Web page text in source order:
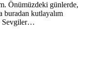
Önümüzdeki günlerde,
buradan kutlayalım
Sevgiler…